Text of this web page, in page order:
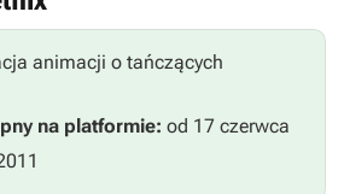
animacji o tańczących
na platformie: od 17 czerwca